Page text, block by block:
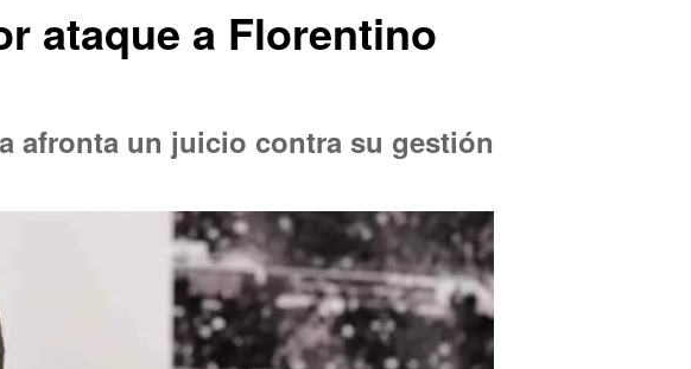
ataque a Florentino
afronta un juicio contra su gestión